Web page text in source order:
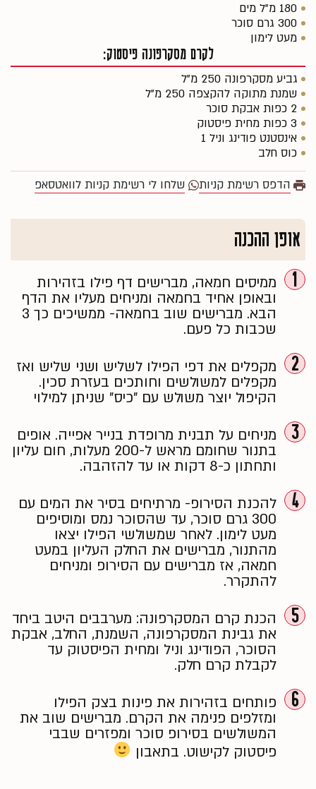
180 מ"ל מים
300 גרם סוכר
מעט לימון
לקרם מסקרפונה פיסטוק:
גביע מסקרפונה 250 מ"ל
שמנת מתוקה להקצפה 250 מ"ל
2 כפות אבקת סוכר
3 כפות מחית פיסטוק
אינסטנט פודינג וניל 1
כוס חלב
הדפס רשימת קניות שלחו לי רשימת קניות לוואטסאפ
אופן ההכנה
1
ממיסים חמאה, מברישים דף פילו בזהירות
ובאופן אחיד בחמאה ומניחים מעליו את הדף
הבא. מברישים שוב בחמאה- ממשיכים כך 3
שכבות כל פעם.
2
מקפלים את דפי הפילו לשליש ושני שליש ואז
מקפלים למשולשים וחותכים בעזרת סכין.
הקיפול יוצר משולש עם "כיס" שניתן למילוי
3
מניחים על תבנית מרופדת בנייר אפייה. אופים
בתנור שחומם מראש ל-200 מעלות, חום עליון
ותחתון כ-8 דקות או עד להזהבה.
4
להכנת הסירופ- מרתיחים בסיר את המים עם
300 גרם סוכר, עד שהסוכר נמס ומוסיפים
מעט לימון. לאחר שמשולשי הפילו יצאו
מהתנור, מברישים את החלק העליון במעט
חמאה, אז מברישים עם הסירופ ומניחים
להתקרר.
5
הכנת קרם המסקרפונה: מערבבים היטב ביחד
את גבינת המסקרפונה, השמנת, החלב, אבקת
הסוכר, הפודינג וניל ומחית הפיסטוק עד
לקבלת קרם חלק.
6
פותחים בזהירות את פינות בצק הפילו
ומזלפים פנימה את הקרם. מברישים שוב את
המשולשים בסירופ סוכר ומפזרים שבבי
פיסטוק לקישוט. בתאבון